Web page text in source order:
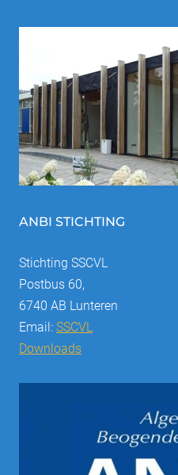
ANBI STICHTING
Stichting SSCVL
Postbus 60,
6740 AB Lunteren
Email: SSCVL
Downloads